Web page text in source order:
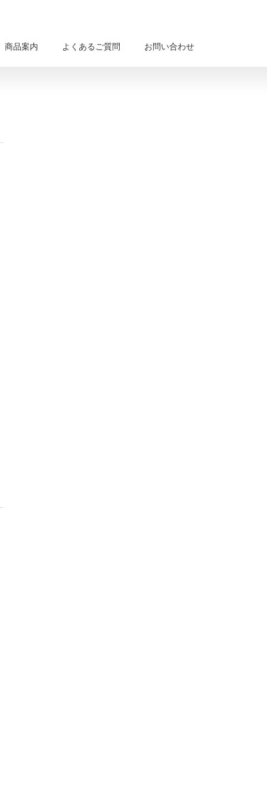
商品案内 よくあるご質問 お問い合わせ